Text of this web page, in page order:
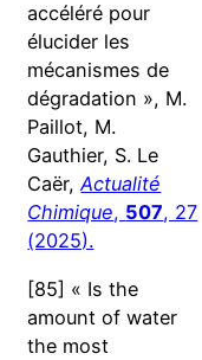
accéléré pour
élucider les
mécanismes de
dégradation », M.
Paillot, M.
Gauthier, S. Le
Caër,Actualité
Chimique, 507, 27
(2025).
[85] « Is the
amount of water
the most